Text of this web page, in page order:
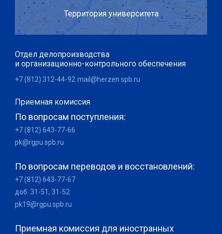
Территория университета
Отдел делопроизводства
и организационно-контрольного обеспечения
+7 (812) 312-44-92 mail@herzen.spb.ru
Приемная комиссия
По вопросам поступления:
+7 (812) 643-77-66
pk@rgpu.spb.ru
По вопросам переводов и восстановлений:
+7 (812) 643-77-67
доб. 31-51, 31-52
pk19@rgpu.spb.ru
Приемная комиссия для иностранных